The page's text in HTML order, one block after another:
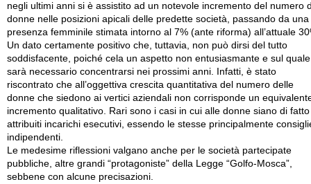
negli ultimi anni si è assistito ad un notevole incremento del numero
donne nelle posizioni apicali delle predette società, passando da una
presenza femminile stimata intorno al 7% (ante riforma) all’attuale
Un dato certamente positivo che, tuttavia, non può dirsi del tutto
soddisfacente, poiché cela un aspetto non entusiasmante e sul quale
sarà necessario concentrarsi nei prossimi anni. Infatti, è stato
riscontrato che all’oggettiva crescita quantitativa del numero delle
donne che siedono ai vertici aziendali non corrisponde un
incremento qualitativo. Rari sono i casi in cui alle donne siano di fatto
attribuiti incarichi esecutivi, essendo le stesse principalmente
indipendenti.
Le medesime riflessioni valgano anche per le società partecipate
pubbliche, altre grandi “protagoniste” della Legge “Golfo-Mosca”,
sebbene con alcune precisazioni.